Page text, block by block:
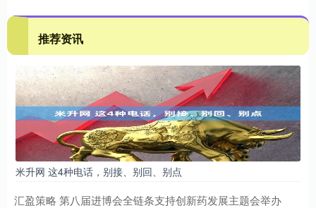
推荐资讯
米升网 这4种电话，别接、别回、别点
汇盈策略 第八届进博会全链条支持创新药发展主题会举办